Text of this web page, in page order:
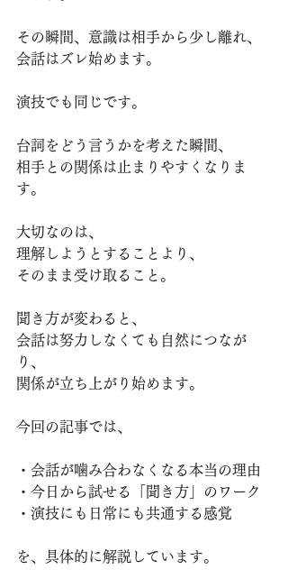
その瞬間、意識は相手から少し離れ、
会話はズレ始めます。
演技でも同じです。
台詞をどう言うかを考えた瞬間、
相手との関係は止まりやすくなりま
す。
大切なのは、
理解しようとすることより、
そのまま受け取ること。
聞き方が変わると、
会話は努力しなくても自然につなが
り、
関係が立ち上がり始めます。
今回の記事では、
・会話が噛み合わなくなる本当の理由
・今日から試せる「聞き方」のワーク
・演技にも日常にも共通する感覚
を、具体的に解説しています。